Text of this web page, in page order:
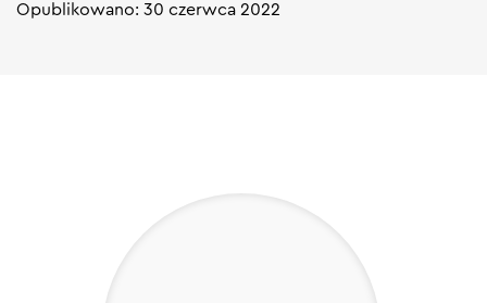
Opublikowano: 30 czerwca 2022